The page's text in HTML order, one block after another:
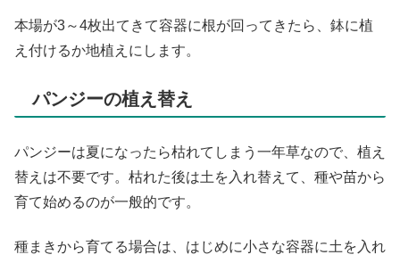
本場が3～4枚出てきて容器に根が回ってきたら、鉢に植
え付けるか地植えにします。
パンジーの植え替え
パンジーは夏になったら枯れてしまう一年草なので、植え
替えは不要です。枯れた後は土を入れ替えて、種や苗から
育て始めるのが一般的です。
種まきから育てる場合は、はじめに小さな容器に土を入れ